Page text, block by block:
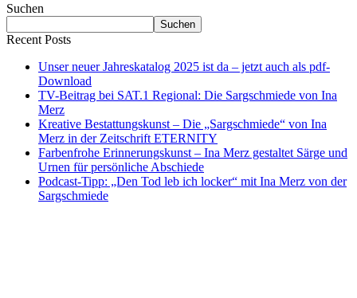
Suchen
Suchen
Recent Posts
Unser neuer Jahreskatalog 2025 ist da – jetzt auch als pdf-
Download
TV-Beitrag bei SAT.1 Regional: Die Sargschmiede von Ina
Merz
Kreative Bestattungskunst – Die „Sargschmiede“ von Ina
Merz in der Zeitschrift ETERNITY
Farbenfrohe Erinnerungskunst – Ina Merz gestaltet Särge und
Urnen für persönliche Abschiede
Podcast-Tipp: „Den Tod leb ich locker“ mit Ina Merz von der
Sargschmiede